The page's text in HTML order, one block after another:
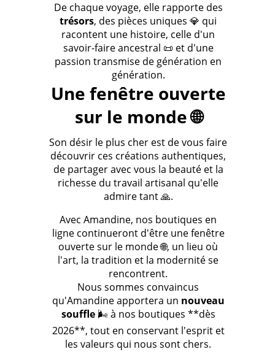
De chaque voyage, elle rapporte des
trésors, des pièces uniques 💎 qui
racontent une histoire, celle d'un
savoir-faire ancestral 📜 et d'une
passion transmise de génération en
génération.
Une fenêtre ouverte
sur le monde 🌐
Son désir le plus cher est de vous faire
découvrir ces créations authentiques,
de partager avec vous la beauté et la
richesse du travail artisanal qu'elle
admire tant 🙏.
Avec Amandine, nos boutiques en
ligne continueront d'être une fenêtre
ouverte sur le monde 🌐, un lieu où
l'art, la tradition et la modernité se
rencontrent.
Nous sommes convaincus
qu'Amandine apportera un nouveau
souffle🌬️ à nos boutiques **dès
2026**, tout en conservant l'esprit et
les valeurs qui nous sont chers.